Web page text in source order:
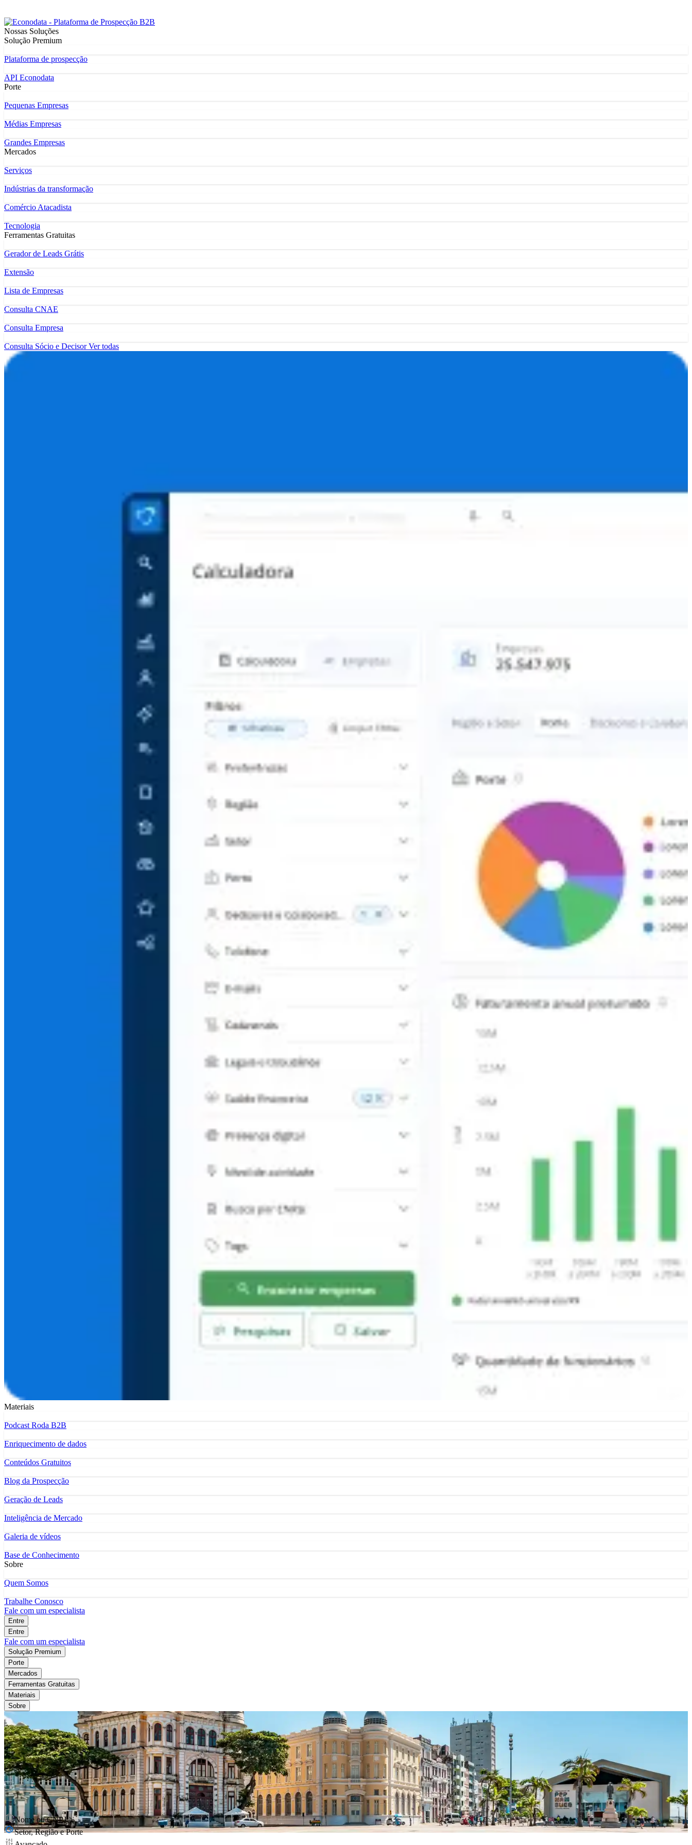
Nossas Soluções
Solução Premium
Plataforma de prospecção
API Econodata
Porte
Pequenas Empresas
Médias Empresas
Grandes Empresas
Mercados
Serviços
Indústrias da transformação
Comércio Atacadista
Tecnologia
Ferramentas Gratuitas
Gerador de Leads Grátis
Extensão
Lista de Empresas
Consulta CNAE
Consulta Empresa
Consulta Sócio e DecisorVer todas
Materiais
Podcast Roda B2B
Enriquecimento de dados
Conteúdos Gratuitos
Blog da Prospecção
Geração de Leads
Inteligência de Mercado
Galeria de vídeos
Base de Conhecimento
Sobre
Quem Somos
Trabalhe Conosco
Fale com um especialista
Entre
Entre
Fale com um especialista
Solução Premium
Porte
Mercados
Ferramentas Gratuitas
Materiais
Sobre
Nome ou CNPJ
Setor, Região e Porte